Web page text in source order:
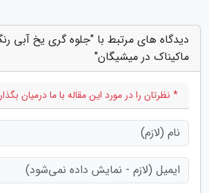
دیدگاه های مرتبط با "جلوه گری یخ آبی
ماکیناک در میشیگان"
* نظرتان را در مورد این مقاله با ما درمیان